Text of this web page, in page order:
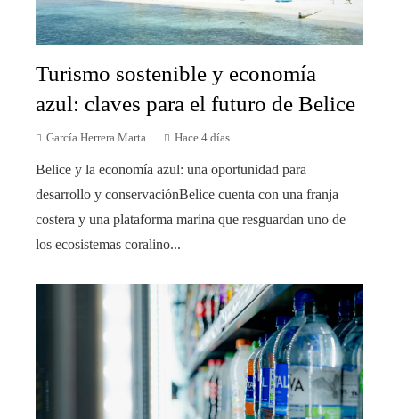
Turismo sostenible y economía
azul: claves para el futuro de Belice
García Herrera Marta Hace 4 días
Belice y la economía azul: una oportunidad para
desarrollo y conservaciónBelice cuenta con una franja
costera y una plataforma marina que resguardan uno de
los ecosistemas coralino...